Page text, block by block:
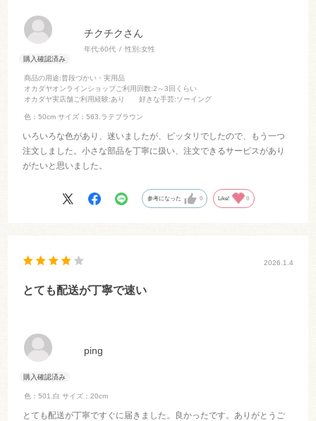
チクチクさん
年代:60代 性別:女性
商品の用途:普段づかい・実用品
オカダヤオンラインショップご利用回数:2～3回くらい
オカダヤ実店舗ご利用経験:あり 好きな手芸:ソーイング
色：50cm サイズ：563.ラテブラウン
いろいろな色があり、迷いましたが、ピッタリでしたので、もう一つ
注文しました。小さな部品を丁寧に扱い、注文できるサービスがあり
がたいと思いました。
参考になった 0 Like! 0
ping
色：501.白 サイズ：20cm
2026.1.4
とても配送が丁寧で速い
とても配送が丁寧ですぐに届きました。良かったです。ありがとうご